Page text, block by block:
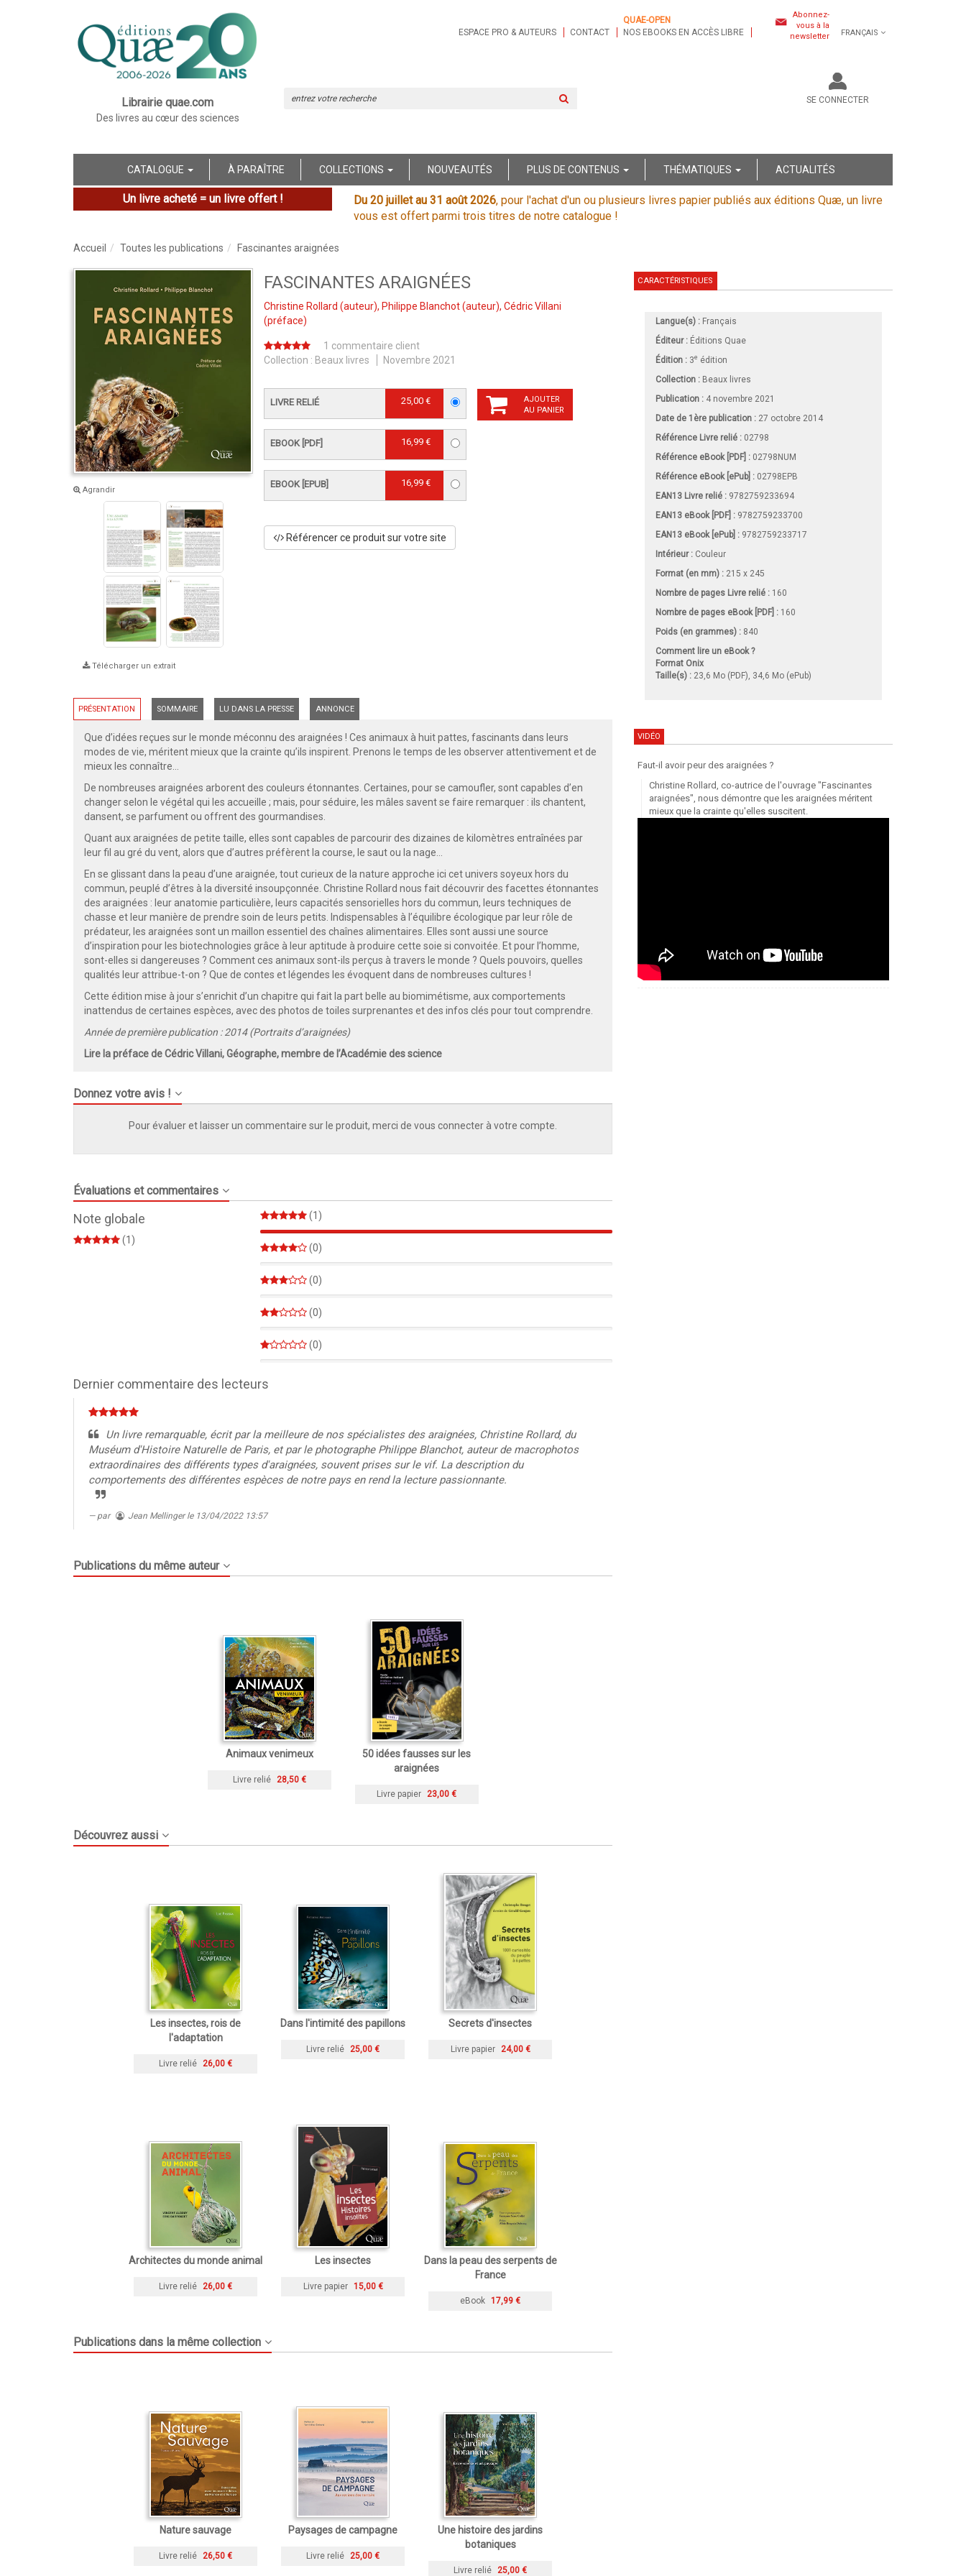
Librairie quae.com
Des livres au cœur des sciences
ESPACE PRO & AUTEURS CONTACT
QUAE-OPEN
NOS EBOOKS EN ACCÈS LIBRE
Abonnez-
vous à la
newsletter
FRANÇAIS
SE CONNECTER
CATALOGUE À PARAÎTRE COLLECTIONS NOUVEAUTÉS PLUS DE CONTENUS THÉMATIQUES ACTUALITÉS
Un livre acheté = un livre offert ! Du 20 juillet au 31 août 2026, pour l'achat d'un ou plusieurs livres papier publiés aux éditions Quæ, un livre
vous est offert parmi trois titres de notre catalogue !
Accueil Toutes les publications Fascinantes araignées
Agrandir
Télécharger un extrait
FASCINANTES ARAIGNÉES
Christine Rollard (auteur), Philippe Blanchot(auteur), Cédric Villani
(préface)
1 commentaire client
Collection : Beaux livres Novembre 2021
LIVRE RELIÉ 25,00 €
EBOOK [PDF] 16,99 €
EBOOK [EPUB] 16,99 €
AJOUTER
AU PANIER
Référencer ce produit sur votre site
PRÉSENTATION SOMMAIRE LU DANS LA PRESSE ANNONCE
Que d’idées reçues sur le monde méconnu des araignées ! Ces animaux à huit pattes, fascinants dans leurs
modes de vie, méritent mieux que la crainte qu’ils inspirent. Prenons le temps de les observer attentivement et de
mieux les connaître…
De nombreuses araignées arborent des couleurs étonnantes. Certaines, pour se camoufler, sont capables d’en
changer selon le végétal qui les accueille ; mais, pour séduire, les mâles savent se faire remarquer : ils chantent,
dansent, se parfument ou offrent des gourmandises.
Quant aux araignées de petite taille, elles sont capables de parcourir des dizaines de kilomètres entraînées par
leur fil au gré du vent, alors que d’autres préfèrent la course, le saut ou la nage…
En se glissant dans la peau d’une araignée, tout curieux de la nature approche ici cet univers soyeux hors du
commun, peuplé d’êtres à la diversité insoupçonnée. Christine Rollard nous fait découvrir des facettes étonnantes
des araignées : leur anatomie particulière, leurs capacités sensorielles hors du commun, leurs techniques de
chasse et leur manière de prendre soin de leurs petits. Indispensables à l’équilibre écologique par leur rôle de
prédateur, les araignées sont un maillon essentiel des chaînes alimentaires. Elles sont aussi une source
d’inspiration pour les biotechnologies grâce à leur aptitude à produire cette soie si convoitée. Et pour l’homme,
sont-elles si dangereuses ? Comment ces animaux sont-ils perçus à travers le monde ? Quels pouvoirs, quelles
qualités leur attribue-t-on ? Que de contes et légendes les évoquent dans de nombreuses cultures !
Cette édition mise à jour s’enrichit d’un chapitre qui fait la part belle au biomimétisme, aux comportements
inattendus de certaines espèces, avec des photos de toiles surprenantes et des infos clés pour tout comprendre.
Année de première publication : 2014 (Portraits d’araignées)
Lire la préface de Cédric Villani, Géographe, membre de l’Académie des science
Donnez votre avis !
Pour évaluer et laisser un commentaire sur le produit, merci de vous connecter à votre compte.
Évaluations et commentaires
Note globale
(1)
(1)
100%
(0)
(0)
(0)
(0)
Dernier commentaire des lecteurs
Un livre remarquable, écrit par la meilleure de nos spécialistes des araignées, Christine Rollard, du
Muséum d'Histoire Naturelle de Paris, et par le photographe Philippe Blanchot, auteur de macrophotos
extraordinaires des différents types d'araignées, souvent prises sur le vif. La description du
comportements des différentes espèces de notre pays en rend la lecture passionnante.
par Jean Mellingerle 13/04/2022 13:57
Publications du même auteur
Animaux venimeux
Livre relié 28,50 €
50 idées fausses sur les
araignées
Livre papier 23,00 €
Découvrez aussi
Les insectes, rois de
l'adaptation
Livre relié 26,00 €
Dans l'intimité des papillons
Livre relié 25,00 €
Secrets d'insectes
Livre papier 24,00 €
Architectes du monde animal
Livre relié 26,00 €
Les insectes
Livre papier 15,00 €
Dans la peau des serpents de
France
eBook 17,99 €
Publications dans la même collection
Nature sauvage
Livre relié 26,50 €
Paysages de campagne
Livre relié 25,00 €
Une histoire des jardins
botaniques
Livre relié 25,00 €
CARACTÉRISTIQUES
Langue(s) : Français
Éditeur : Éditions Quae
Édition : 3e édition
Collection : Beaux livres
Publication : 4 novembre 2021
Date de 1ère publication : 27 octobre 2014
Référence Livre relié : 02798
Référence eBook [PDF] : 02798NUM
Référence eBook [ePub] : 02798EPB
EAN13 Livre relié : 9782759233694
EAN13 eBook [PDF] : 9782759233700
EAN13 eBook [ePub] : 9782759233717
Intérieur : Couleur
Format (en mm) : 215 x 245
Nombre de pages Livre relié : 160
Nombre de pages eBook [PDF] : 160
Poids (en grammes) : 840
Comment lire un eBook ?
Format Onix
Taille(s) : 23,6 Mo (PDF), 34,6 Mo (ePub)
VIDÉO
Faut-il avoir peur des araignées ?
Christine Rollard, co-autrice de l'ouvrage "Fascinantes
araignées", nous démontre que les araignées méritent
mieux que la crainte qu'elles suscitent.